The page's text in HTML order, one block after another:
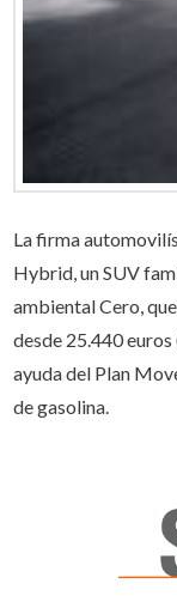
La firma
Hybrid, un SUV
ambiental Cero,
desde 25.440
ayuda del Plan
de gasolina.